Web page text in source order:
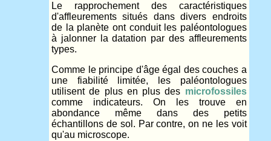
Le rapprochement des caractéristiques
d'affleurements situés dans divers endroits
de la planète ont conduit les paléontologues
à jalonner la datation par des affleurements
types.
Comme le principe d'âge égal des couches a
une fiabilité limitée, les paléontologues
utilisent de plus en plus des microfossiles
comme indicateurs. On les trouve en
abondance même dans des petits
échantillons de sol. Par contre, on ne les voit
qu'au microscope.